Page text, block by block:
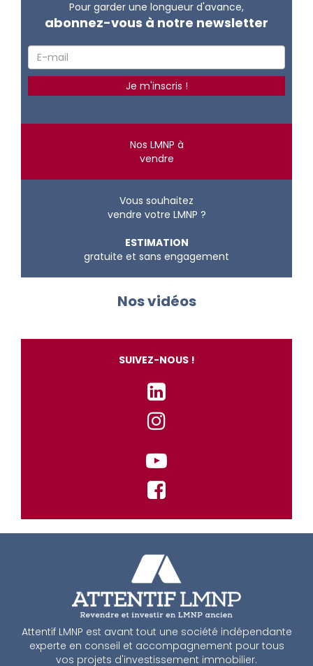
Pour garder une longueur d'avance,
abonnez-vous à notre newsletter
Nos LMNP à
vendre
Vous souhaitez
vendre votre LMNP ?
ESTIMATION
gratuite et sans engagement
Nos vidéos
SUIVEZ-NOUS !
Attentif LMNP est avant tout une société indépendante
experte en conseil et accompagnement pour tous
vos projets d'investissement immobilier.